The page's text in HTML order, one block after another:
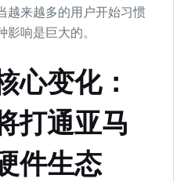
越来越多的用户开始习惯
响是巨大的。
心变化：
打通亚马
件生态